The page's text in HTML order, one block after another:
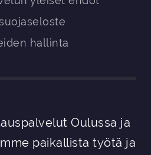
hallinta
Oulussa ja
paikallista työtä ja